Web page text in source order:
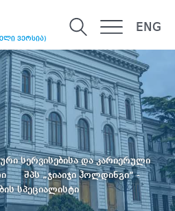
ვერსია)
ENG
სერვისებისა და კარიერული
შპს „ჯიაიჯი ჰოლდინგი“ -
სპეციალისტი